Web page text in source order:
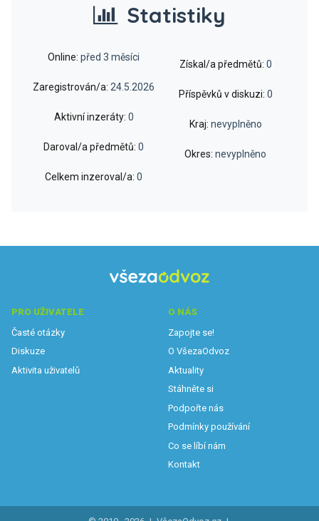
Statistiky
Online: před 3 měsíci
Zaregistrován/a: 24.5.2026
Aktivní inzeráty: 0
Daroval/a předmětů: 0
Celkem inzeroval/a: 0
Získal/a předmětů: 0
Příspěvků v diskuzi: 0
Kraj: nevyplněno
Okres: nevyplněno
PRO UŽIVATELE
Časté otázky
Diskuze
Aktivita uživatelů
O NÁS
Zapojte se!
O VšezaOdvoz
Aktuality
Stáhněte si
Podpořte nás
Podmínky používání
Co se líbí nám
Kontakt